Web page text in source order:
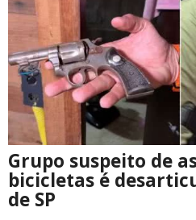
Grupo suspeito de
bicicletas é
de SP